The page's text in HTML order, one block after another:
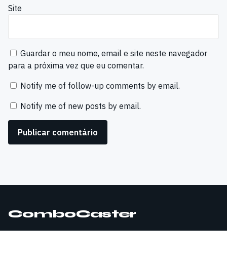
Site
Guardar o meu nome, email e site neste navegador
para a próxima vez que eu comentar.
Notify me of follow-up comments by email.
Notify me of new posts by email.
ComboCaster